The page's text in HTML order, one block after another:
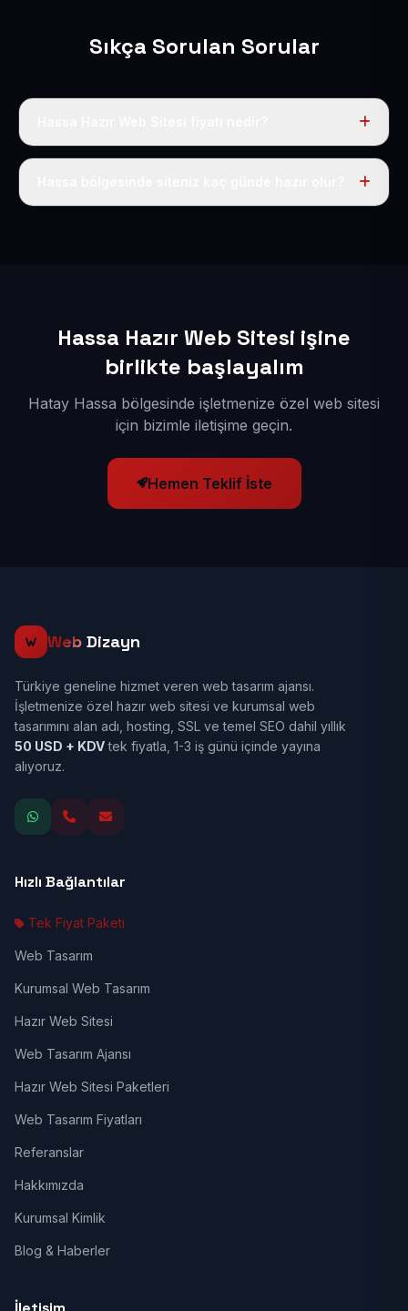
Sıkça Sorulan Sorular
Tek fiyat uygulanır: yıllık 50 USD + KDV. Bu bedele alan
Hassa Hazır Web Sitesi işine
birlikte başlayalım
Hatay Hassa bölgesinde işletmenize özel web sitesi
için bizimle iletişime geçin.
Hemen Teklif İste
Web Dizayn
Türkiye geneline hizmet veren web tasarım ajansı.
İşletmenize özel hazır web sitesi ve kurumsal web
tasarımını alan adı, hosting, SSL ve temel SEO dahil yıllık
50 USD + KDVtek fiyatla, 1-3 iş günü içinde yayına
alıyoruz.
Hızlı Bağlantılar
Tek Fiyat Paketi
Web Tasarım
Kurumsal Web Tasarım
Hazır Web Sitesi
Web Tasarım Ajansı
Hazır Web Sitesi Paketleri
Web Tasarım Fiyatları
Referanslar
Hakkımızda
Kurumsal Kimlik
Blog & Haberler